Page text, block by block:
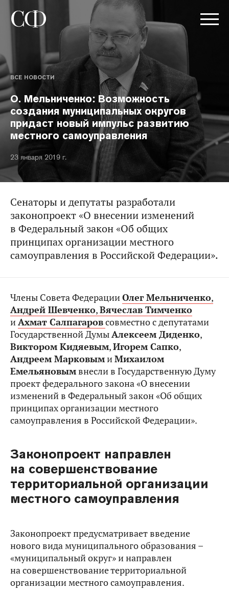
ВСЕ НОВОСТИ
О. Мельниченко: Возможность
создания муниципальных округов
придаст новый импульс развитию
местного самоуправления
23 января 2019 г.
Сенаторы и депутаты разработали
законопроект «О внесении изменений
в Федеральный закон «Об общих
принципах организации местного
самоуправления в Российской Федерации».
Члены Совета ФедерацииОлег Мельниченко,
Андрей Шевченко,Вячеслав Тимченко
иАхмат Салпагаровсовместно с депутатами
Государственной ДумыАлексеем Диденко,
Виктором Кидяевым,Игорем Сапко,
Андреем МарковымиМихаилом
Емельяновымвнесли в Государственную Думу
проект федерального закона «О внесении
изменений в Федеральный закон «Об общих
принципах организации местного
самоуправления в Российской Федерации».
Законопроект направлен
на совершенствование
территориальной организации
местного самоуправления
Законопроект предусматривает введение
нового вида муниципального образования –
«муниципальный округ» и направлен
на совершенствование территориальной
организации местного самоуправления.